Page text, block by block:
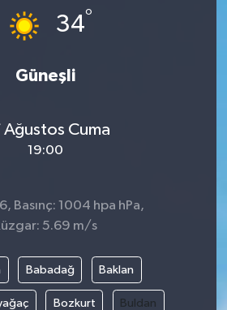
34°
Güneşli
Ağustos Cuma
19:00
Basınç: 1004 hpa hPa,
5.69 m/s
Babadağ Baklan
Bozkurt Buldan